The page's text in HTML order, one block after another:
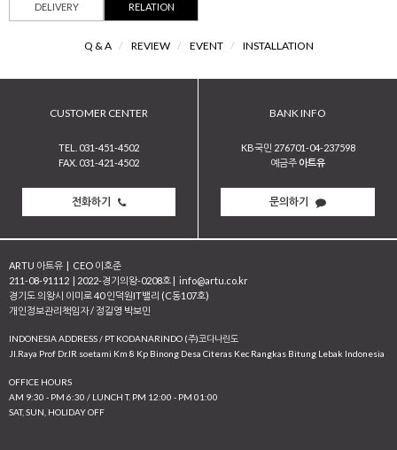
DELIVERY RELATION
Q & A / REVIEW / EVENT / INSTALLATION
CUSTOMER CENTER
TEL. 031-451-4502
FAX. 031-421-4502
전화하기
BANK INFO
KB국민 276701-04-237598
예금주 아트유
문의하기
ARTU 아트유
CEO 이호준
211-08-91112
2022-경기의왕-0208호
info@artu.co.kr
경기도 의왕시 이미로 40 인덕원IT밸리 (C동107호)
개인정보관리책임자 / 정길영 박보민
INDONESIA ADDRESS / PT KODANARINDO (주)코다나린도
JI.Raya Prof Dr.IR soetami Km 8 Kp Binong Desa Citeras Kec Rangkas Bitung Lebak Indonesia
OFFICE HOURS
AM 9:30 - PM 6:30 / LUNCH T. PM 12:00 - PM 01:00
SAT, SUN, HOLIDAY OFF